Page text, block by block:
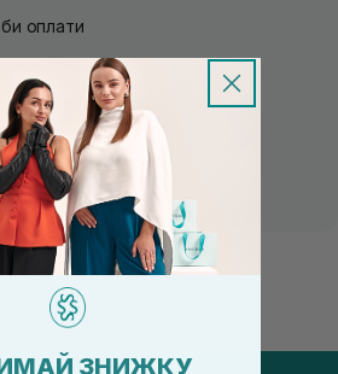
оплати
косметика
та лояльності
товари
косметологів
ЗНИЖКУ